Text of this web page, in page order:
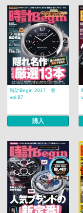
時計Begin 2017 春
vol.87
購入